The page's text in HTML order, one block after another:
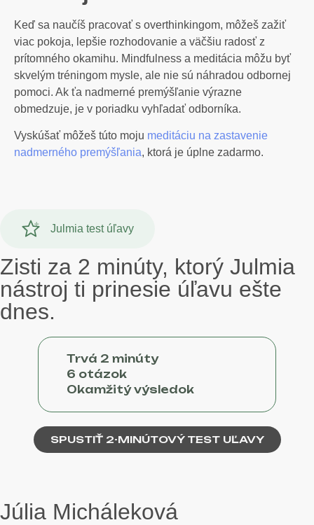
Keď sa naučíš pracovať s overthinkingom, môžeš zažiť
viac pokoja, lepšie rozhodovanie a väčšiu radosť z
prítomného okamihu. Mindfulness a meditácia môžu byť
skvelým tréningom mysle, ale nie sú náhradou odbornej
pomoci. Ak ťa nadmerné premýšľanie výrazne
obmedzuje, je v poriadku vyhľadať odborníka.
Vyskúšať môžeš túto moju meditáciu na zastavenie
nadmerného premýšľania, ktorá je úplne zadarmo.
Julmia test úľavy
Zisti za 2 minúty, ktorý Julmia
nástroj ti prinesie úľavu ešte
dnes.
Trvá 2 minúty
6 otázok
Okamžitý výsledok
SPUSTIŤ 2-MINÚTOVÝ TEST UĽAVY
Júlia Micháleková